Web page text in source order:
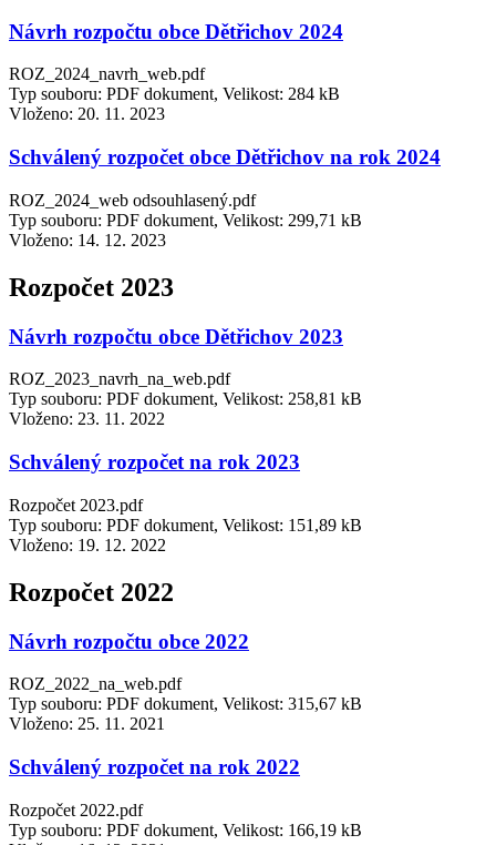
Návrh rozpočtu obce Dětřichov 2024
ROZ_2024_navrh_web.pdf
Typ souboru: PDF dokument, Velikost: 284 kB
Vloženo: 20. 11. 2023
Schválený rozpočet obce Dětřichov na rok 2024
ROZ_2024_web odsouhlasený.pdf
Typ souboru: PDF dokument, Velikost: 299,71 kB
Vloženo: 14. 12. 2023
Rozpočet 2023
Návrh rozpočtu obce Dětřichov 2023
ROZ_2023_navrh_na_web.pdf
Typ souboru: PDF dokument, Velikost: 258,81 kB
Vloženo: 23. 11. 2022
Schválený rozpočet na rok 2023
Rozpočet 2023.pdf
Typ souboru: PDF dokument, Velikost: 151,89 kB
Vloženo: 19. 12. 2022
Rozpočet 2022
Návrh rozpočtu obce 2022
ROZ_2022_na_web.pdf
Typ souboru: PDF dokument, Velikost: 315,67 kB
Vloženo: 25. 11. 2021
Schválený rozpočet na rok 2022
Rozpočet 2022.pdf
Typ souboru: PDF dokument, Velikost: 166,19 kB